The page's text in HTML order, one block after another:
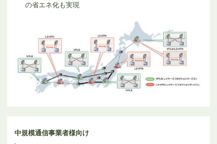
の省エネ化も実現
中規模通信事業者様向け